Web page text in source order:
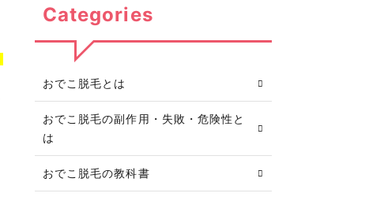
Categories
おでこ脱毛とは
おでこ脱毛の副作用・失敗・危険性と
は
おでこ脱毛の教科書